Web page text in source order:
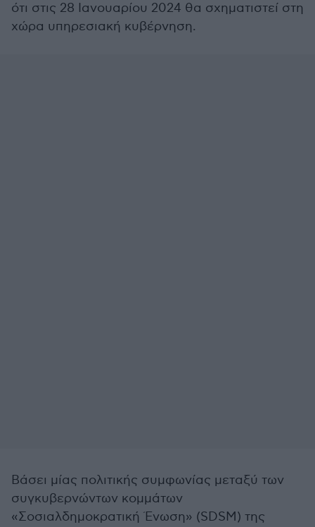
ότι στις 28 Ιανουαρίου 2024 θα σχηματιστεί στη
χώρα υπηρεσιακή κυβέρνηση.
Βάσει μίας πολιτικής συμφωνίας μεταξύ των
συγκυβερνώντων κομμάτων
«Σοσιαλδημοκρατική Ένωση» (SDSM) της